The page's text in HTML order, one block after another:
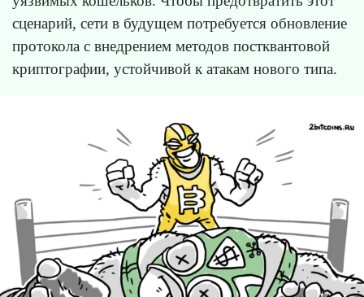
сценарий, сети в будущем потребуется обновление
протокола с внедрением методов постквантовой
криптографии, устойчивой к атакам нового типа.